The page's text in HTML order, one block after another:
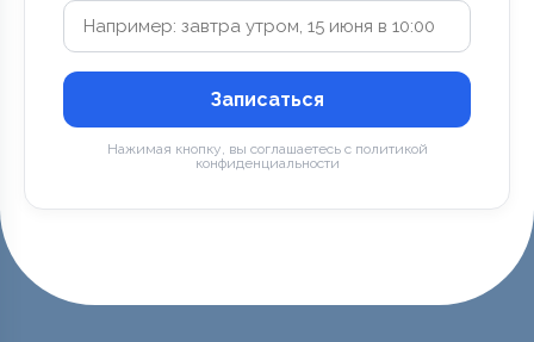
Записаться
Нажимая кнопку, вы соглашаетесь с политикой
конфиденциальности